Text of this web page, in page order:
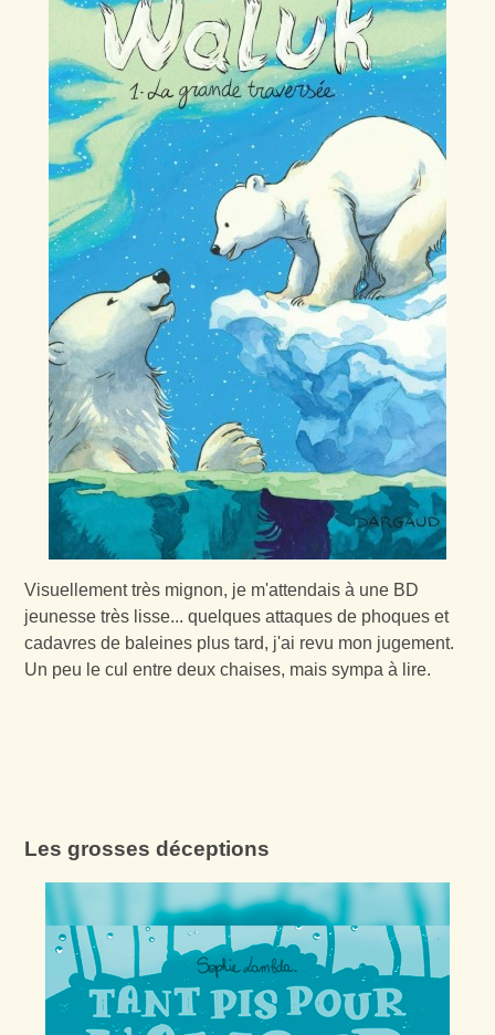
Visuellement très mignon, je m'attendais à une BD
jeunesse très lisse... quelques attaques de phoques et
cadavres de baleines plus tard, j'ai revu mon jugement.
Un peu le cul entre deux chaises, mais sympa à lire.
Les grosses déceptions